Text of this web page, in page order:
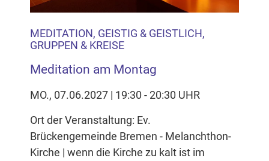
MEDITATION, GEISTIG & GEISTLICH,
GRUPPEN & KREISE
Meditation am Montag
MO., 07.06.2027 | 19:30 - 20:30 UHR
Ort der Veranstaltung: Ev.
Brückengemeinde Bremen - Melanchthon-
Kirche | wenn die Kirche zu kalt ist im